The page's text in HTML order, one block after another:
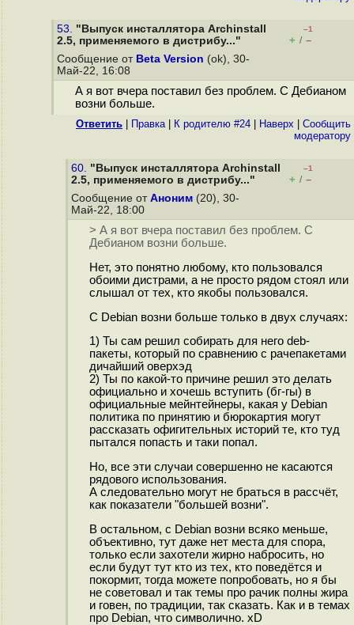
53. "Выпуск инсталлятора Archinstall
2.5, применяемого в дистрибу..."
–1
+ / –
Сообщение от Beta Version (ok), 30-
Май-22, 16:08
А я вот вчера поставил без проблем. С Дебианом
возни больше.
Ответить Правка| К родителю #24 Наверх
Cообщить
модератору
60. "Выпуск инсталлятора Archinstall
2.5, применяемого в дистрибу..."
–1
+ / –
Сообщение от Аноним (20), 30-
Май-22, 18:00
> А я вот вчера поставил без проблем. С
Дебианом возни больше.
Нет, это понятно любому, кто пользовался
обоими дистрами, а не просто рядом стоял или
слышал от тех, кто якобы пользовался.
С Debian возни больше только в двух случаях:
1) Ты сам решил собирать для него deb-
пакеты, который по сравнению с рачепакетами
дичайший оверхэд
2) Ты по какой-то причине решил это делать
официально и хочешь вступить (бг-гы) в
официальные мейнтейнеры, какая у Debian
политика по принятию и бюрокартия могут
рассказать офигительных историй те, кто туд
пытался попасть и таки попал.
Но, все эти случаи совершенно не касаются
рядового использования.
А следовательно могут не браться в рассчёт,
как показатели "большей возни".
В остальном, с Debian возни всяко меньше,
объективно, тут даже нет места для спора,
только если захотели жирно набросить, но
если будут тут кто из тех, кто поведётся и
покормит, тогда можете попробовать, но я бы
не советовал и так темы про рачик полны жира
и говен, по традиции, так сказать. Как и в темах
про Debian, что символично. xD